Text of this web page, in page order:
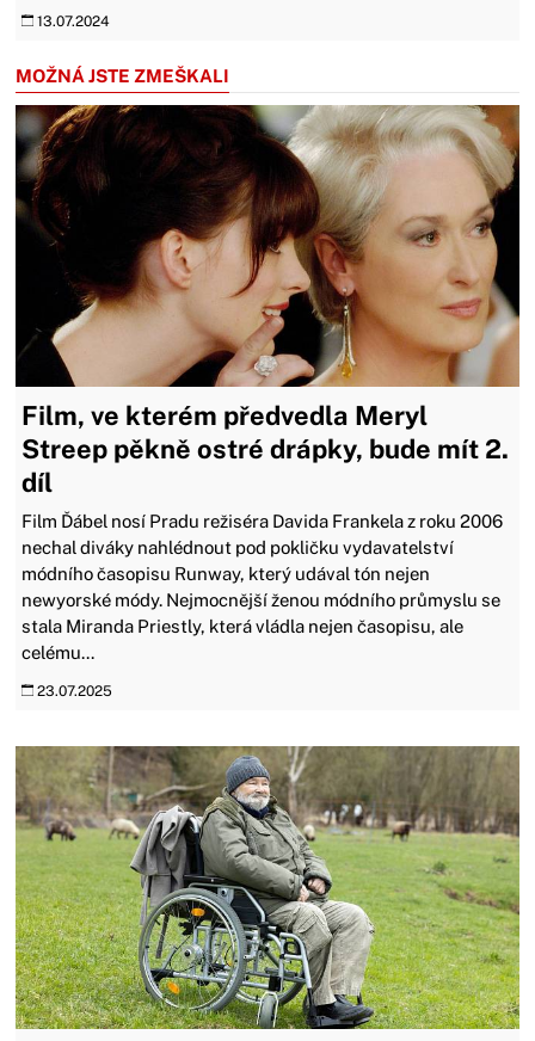
13.07.2024
MOŽNÁ JSTE ZMEŠKALI
Film, ve kterém předvedla Meryl
Streep pěkně ostré drápky, bude mít 2.
díl
Film Ďábel nosí Pradu režiséra Davida Frankela z roku 2006
nechal diváky nahlédnout pod pokličku vydavatelství
módního časopisu Runway, který udával tón nejen
newyorské módy. Nejmocnější ženou módního průmyslu se
stala Miranda Priestly, která vládla nejen časopisu, ale
celému...
23.07.2025